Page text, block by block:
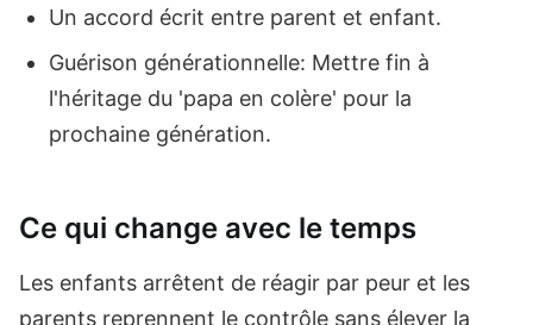
Un accord écrit entre parent et enfant.
Guérison générationnelle: Mettre fin à
l'héritage du 'papa en colère' pour la
prochaine génération.
Ce qui change avec le temps
Les enfants arrêtent de réagir par peur et les
parents reprennent le contrôle sans élever la